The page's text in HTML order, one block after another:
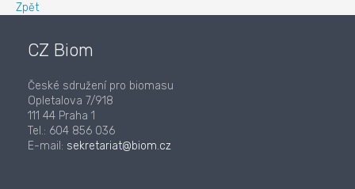
Zpět
CZ Biom
České sdružení pro biomasu
Opletalova 7/918
111 44 Praha 1
Tel.: 604 856 036
E-mail: sekretariat@biom.cz